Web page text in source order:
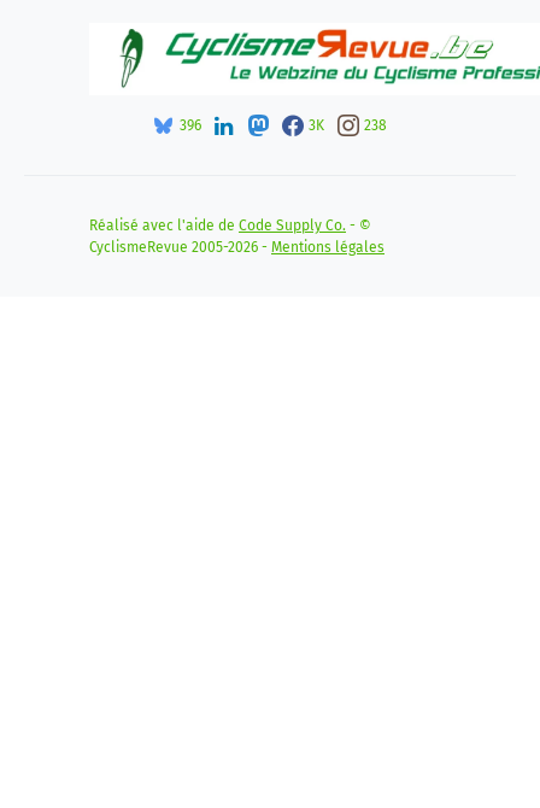
396 3K 238
Réalisé avec l'aide de Code Supply Co. - ©
CyclismeRevue 2005-2026 - Mentions légales